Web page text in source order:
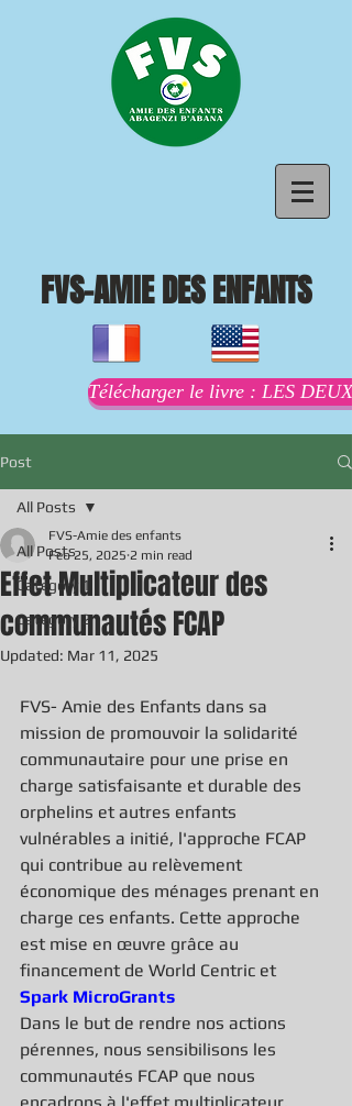
FVS-AMIE DES ENFANTS
Télécharger le livre : LES
Post
All Posts
Category 1
Category 2
All Posts
Effet Multiplicateur des
communautés FCAP
FVS-Amie des enfants
Feb 25, 2025 2 min read
Updated: Mar 11, 2025
FVS- Amie des Enfants dans sa
mission de promouvoir la solidarité
communautaire pour une prise en
charge satisfaisante et durable des
orphelins et autres enfants
vulnérables a initié, l'approche FCAP
qui contribue au relèvement
économique des ménages prenant en
charge ces enfants. Cette approche
est mise en œuvre grâce au
financement de World Centric et
Spark MicroGrants
Dans le but de rendre nos actions
pérennes, nous sensibilisons les
communautés FCAP que nous